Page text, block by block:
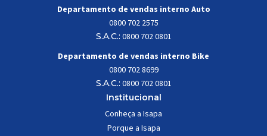
Departamento de vendas interno Auto
0800 702 2575
S.A.C.: 0800 702 0801
Departamento de vendas interno Bike
0800 702 8699
S.A.C.: 0800 702 0801
Institucional
Conheça a Isapa
Porque a Isapa